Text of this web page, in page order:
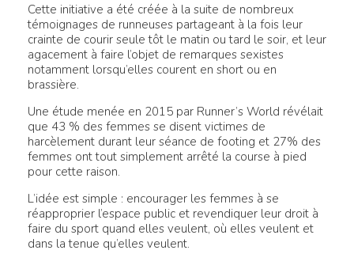
Cette initiative a été créée à la suite de nombreux
témoignages de runneuses partageant à la fois leur
crainte de courir seule tôt le matin ou tard le soir, et leur
agacement à faire l’objet de remarques sexistes
notamment lorsqu’elles courent en short ou en
brassière.
Une étude menée en 2015 par Runner’s World révélait
que 43 % des femmes se disent victimes de
harcèlement durant leur séance de footing et 27% des
femmes ont tout simplement arrêté la course à pied
pour cette raison.
L’idée est simple : encourager les femmes à se
réapproprier l’espace public et revendiquer leur droit à
faire du sport quand elles veulent, où elles veulent et
dans la tenue qu’elles veulent.